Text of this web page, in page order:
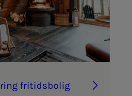
fri­­­tids­­­bo­­­lig